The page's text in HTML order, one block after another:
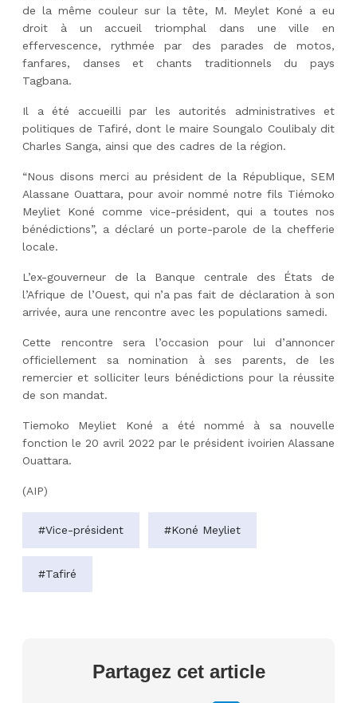
de la même couleur sur la tête, M. Meylet Koné a eu
droit à un accueil triomphal dans une ville en
effervescence, rythmée par des parades de motos,
fanfares, danses et chants traditionnels du pays
Tagbana.
Il a été accueilli par les autorités administratives et
politiques de Tafiré, dont le maire Soungalo Coulibaly dit
Charles Sanga, ainsi que des cadres de la région.
“Nous disons merci au président de la République, SEM
Alassane Ouattara, pour avoir nommé notre fils Tiémoko
Meyliet Koné comme vice-président, qui a toutes nos
bénédictions”, a déclaré un porte-parole de la chefferie
locale.
L’ex-gouverneur de la Banque centrale des États de
l’Afrique de l’Ouest, qui n’a pas fait de déclaration à son
arrivée, aura une rencontre avec les populations samedi.
Cette rencontre sera l’occasion pour lui d’annoncer
officiellement sa nomination à ses parents, de les
remercier et solliciter leurs bénédictions pour la réussite
de son mandat.
Tiemoko Meyliet Koné a été nommé à sa nouvelle
fonction le 20 avril 2022 par le président ivoirien Alassane
Ouattara.
(AIP)
#Vice-président #Koné Meyliet
#Tafiré
Partagez cet article